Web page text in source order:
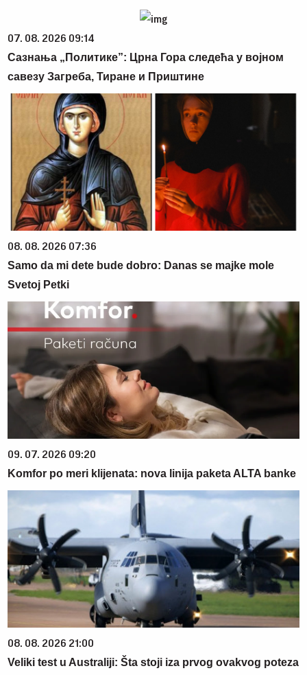
07. 08. 2026 09:14
Сазнања „Политике”: Црна Гора следећа у војном
савезу Загреба, Тиране и Приштине
08. 08. 2026 07:36
Samo da mi dete bude dobro: Danas se majke mole
Svetoj Petki
09. 07. 2026 09:20
Komfor po meri klijenata: nova linija paketa ALTA banke
08. 08. 2026 21:00
Veliki test u Australiji: Šta stoji iza prvog ovakvog poteza